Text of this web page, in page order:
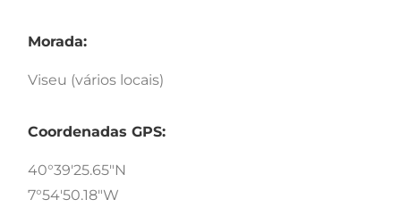
Morada:
Viseu (vários locais)
Coordenadas GPS:
40°39'25.65"N
7°54'50.18"W